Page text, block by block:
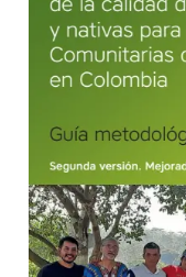
de
Garantía
de
calidad
de
semillas
criollas
y